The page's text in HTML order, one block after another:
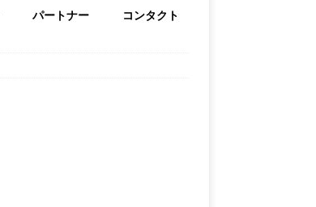
パートナー コンタクト